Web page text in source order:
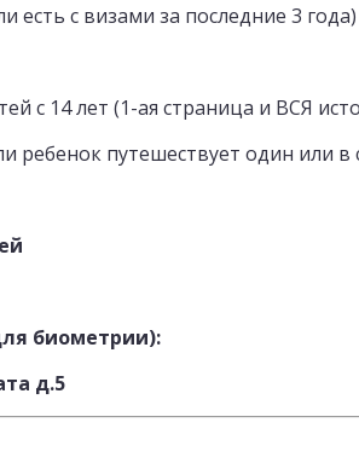
есть с визами за последние 3 года)
с 14 лет (1-ая страница и ВСЯ
ребенок путешествует один или
биометрии):
д.5